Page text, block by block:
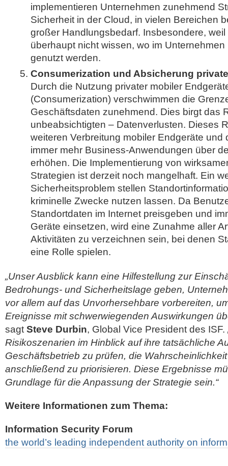
implementieren Unternehmen zunehmend
Sicherheit in der Cloud, in vielen Bereichen
großer Handlungsbedarf. Insbesondere,
überhaupt nicht wissen, wo im
genutzt werden.
Consumerization und Absicherung
Durch die Nutzung privater mobiler
(Consumerization) verschwimmen die
Geschäftsdaten zunehmend. Dies birgt das
unbeabsichtigten – Datenverlusten. Dieses
weiteren Verbreitung mobiler Endgeräte und
immer mehr Business-Anwendungen über
erhöhen. Die Implementierung von
Strategien ist derzeit noch mangelhaft. Ein
Sicherheitsproblem stellen
kriminelle Zwecke nutzen lassen. Da
Standortdaten im Internet preisgeben und
Geräte einsetzen, wird eine Zunahme aller
Aktivitäten zu verzeichnen sein, bei denen
eine Rolle spielen.
„Unser Ausblick kann eine Hilfestellung zur
Bedrohungs- und Sicherheitslage geben,
vor allem auf das Unvorhersehbare vorbereiten,
Ereignisse mit schwerwiegenden Auswirkungen
sagt Steve Durbin, Global Vice President des ISF.
Risikoszenarien im Hinblick auf ihre tatsächliche
Geschäftsbetrieb zu prüfen, die
anschließend zu priorisieren. Diese Ergebnisse
Grundlage für die Anpassung der Strategie sein.“
Weitere Informationen zum Thema:
Information Security Forum
the world’s leading independent authority on